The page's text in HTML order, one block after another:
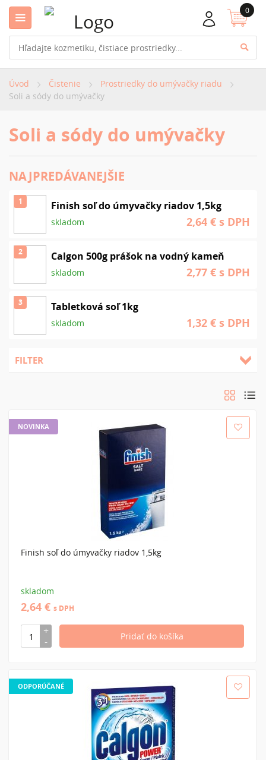
0
Úvod Čistenie
Prostriedky do umývačky riadu
Soli a sódy do umývačky
Soli a sódy do umývačky
NAJPREDÁVANEJŠIE
1 Finish soľ do úmyvačky riadov 1,5kg
skladom 2,64 € s DPH
2 Calgon 500g prášok na vodný kameň
skladom 2,77 € s DPH
3 Tabletková soľ 1kg
skladom 1,32 € s DPH
FILTER
Od najlacnejšieho
Od najdrahšieho
NOVINKA
Finish soľ do úmyvačky riadov 1,5kg
skladom
2,64 € s DPH
ODPORÚČANÉ